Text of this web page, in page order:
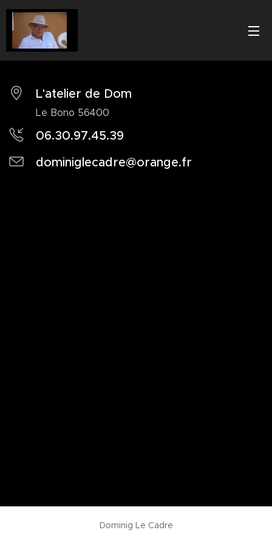
L'atelier de Dom
Le Bono 56400
06.30.97.45.39
dominiglecadre@orange.fr
Dominig Le Cadre